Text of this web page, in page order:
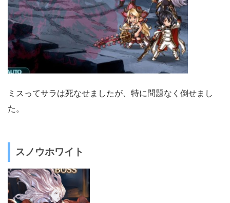
ミスってサラは死なせましたが、特に問題なく倒せまし
た。
スノウホワイト